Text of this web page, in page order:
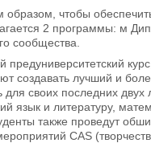
образом, чтобы
2 программы: м
сообщества.
лучший и
своих последних двух
и литературу,
также проведут
CAS